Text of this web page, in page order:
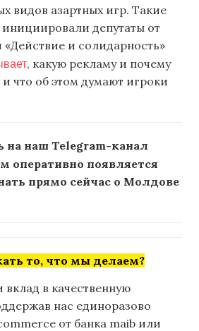
видов азартных игр. Такие
инициировали депутаты от
и солидарность»
, какую рекламу и почему
что об этом думают игроки
на наш Telegram-канал
оперативно появляется
прямо сейчас о Молдове
то, что мы делаем?
в качественную
нас единоразово
от банка maib или